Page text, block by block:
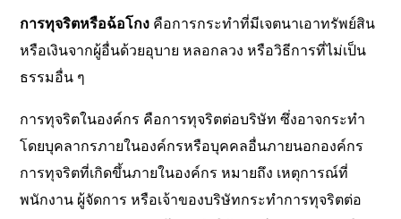
การทุจริตหรือฉ้อโกง คือการกระทำที่มีเจตนาเอาทรัพย์สิน
หรือเงินจากผู้อื่นด้วยอุบาย หลอกลวง หรือวิธีการที่ไม่เป็น
ธรรมอื่น ๆ
การทุจริตในองค์กร คือการทุจริตต่อบริษัท ซึ่งอาจกระทำ
โดยบุคลากรภายในองค์กรหรือบุคคลอื่นภายนอกองค์กร
การทุจริตที่เกิดขึ้นภายในองค์กร หมายถึง เหตุการณ์ที่
พนักงาน ผู้จัดการ หรือเจ้าของบริษัทกระทำการทุจริตต่อ